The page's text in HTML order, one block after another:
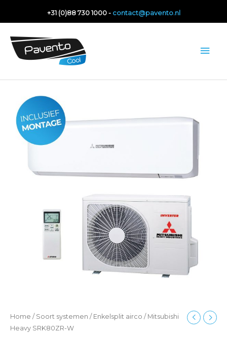
inhoud
+31 (0)88 730 1000 - contact@pavento.nl
Home / Soort systemen / Enkelsplit airco / Mitsubishi
Heavy SRK80ZR-W
Mitsubishi
Heavy
SRK80ZR-